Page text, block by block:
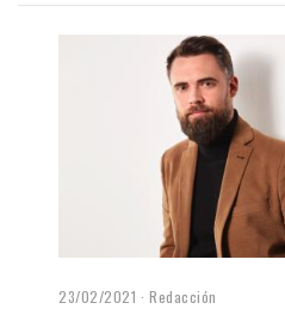
23/02/2021 Redacción